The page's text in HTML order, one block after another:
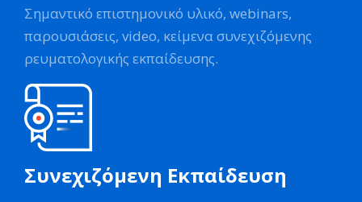
Σημαντικό επιστημονικό υλικό, webinars,
παρουσιάσεις, video, κείμενα συνεχιζόμενης
ρευματολογικής εκπαίδευσης.
Συνεχιζόμενη Εκπαίδευση